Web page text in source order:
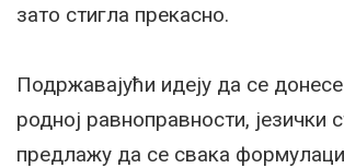
зато стигла прекасно.
Подржавајући идеју да се
родној равноправности, језички
предлажу да се свака